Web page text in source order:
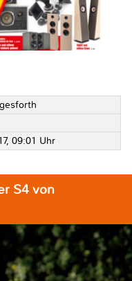
09:01 Uhr
S4 von